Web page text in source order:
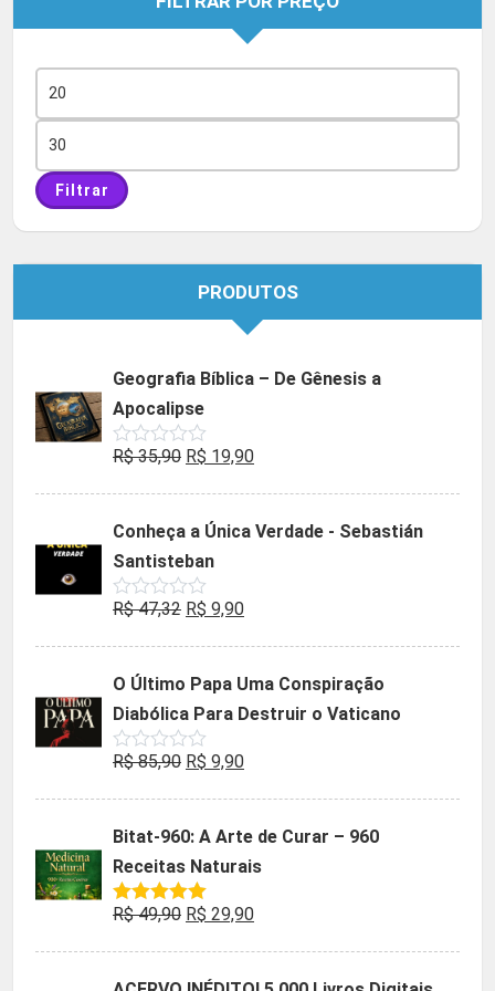
mínimo
máximo
Filtrar
PRODUTOS
Geografia Bíblica – De Gênesis a
Apocalipse
Avaliação
de
R$35,90 O
era:
R$ 35,90.
R$ 19,90O
é:
Conheça a Única Verdade - Sebastián
Santisteban
Avaliação
de
R$47,32 O
era:
R$ 47,32.
R$ 9,90O
é:
R$ 9,90.
O Último Papa Uma Conspiração
Diabólica Para Destruir o Vaticano
Avaliação
de
R$85,90 O
era:
R$ 85,90.
R$ 9,90O
é:
R$ 9,90.
Bitat-960: A Arte de Curar – 960
Receitas Naturais
Avaliação
R$49,90 O
R$ 29,90O